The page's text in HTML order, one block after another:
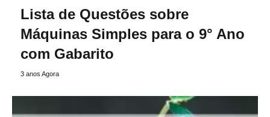
Lista de Questões sobre
Máquinas Simples para o 9° Ano
com Gabarito
3 anos Agora